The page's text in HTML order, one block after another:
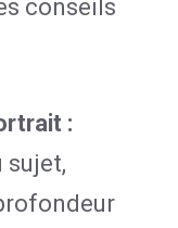
conseils
:
sujet,